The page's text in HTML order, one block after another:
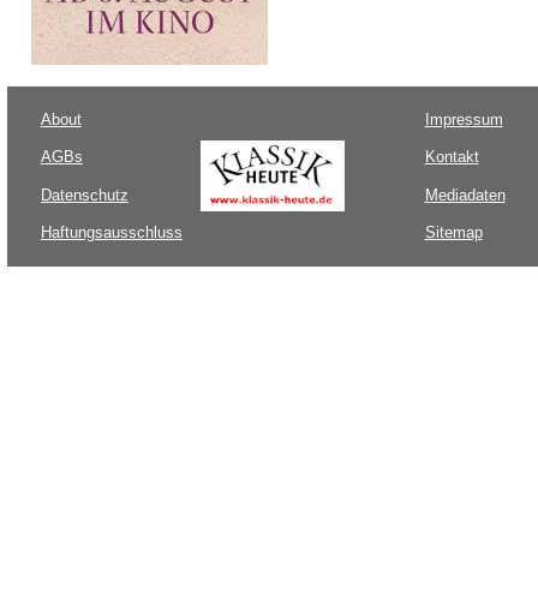
About
AGBs
Datenschutz
Haftungsausschluss
Impressum
Kontakt
Mediadaten
Sitemap